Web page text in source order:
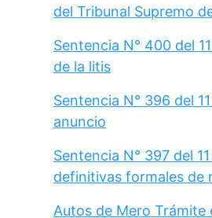
del Tribunal Supremo
Sentencia N° 400 del
de la litis
Sentencia N° 396 del
anuncio
Sentencia N° 397 del
definitivas formales de
Autos de Mero Trámite